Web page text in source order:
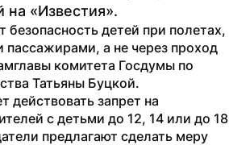
«Известия».
детей при полетах,
пассажирами, а не через проход
комитета Госдумы по
Татьяны Буцкой.
действовать запрет на
с детьми до 12, 14 или до 18
предлагают сделать меру